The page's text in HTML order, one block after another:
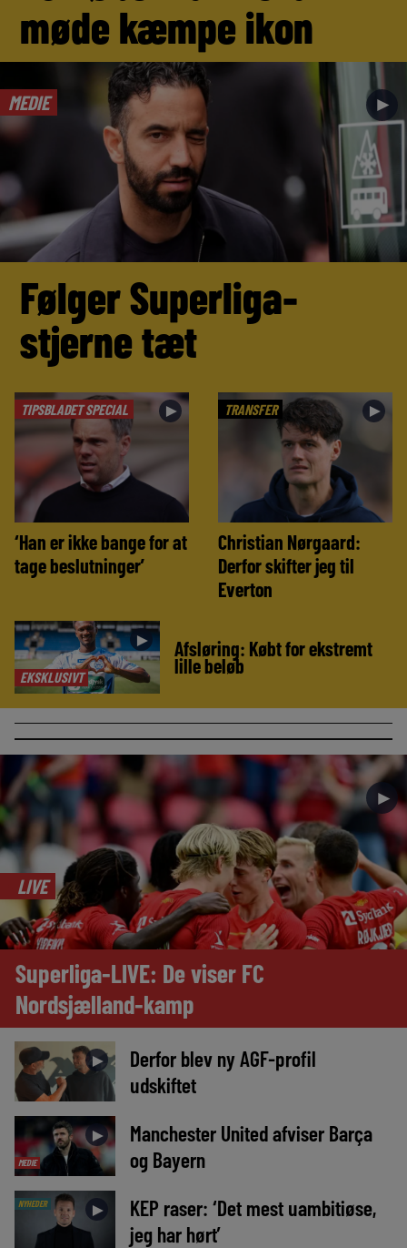
møde kæmpe ikon
MEDIE ►
Følger Superliga-
stjerne tæt
TIPSBLADET SPECIAL ►
‘Han er ikke bange for at
tage beslutninger’
TRANSFER ►
Christian Nørgaard:
Derfor skifter jeg til
Everton
EKSKLUSIVT
► Afsløring: Købt for ekstremt
lille beløb
►
LIVE
Superliga-LIVE: De viser FC
Nordsjælland-kamp
►
Derfor blev ny AGF-profil
udskiftet
MEDIE
►
Manchester United afviser Barça
og Bayern
NYHEDER ►
KEP raser: ‘Det mest uambitiøse,
jeg har hørt’